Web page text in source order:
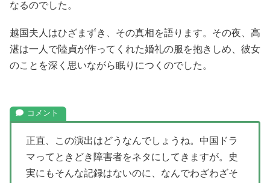
なるのでした。
越国夫人はひざまずき、その真相を語ります。その夜、高
湛は一人で陸貞が作ってくれた婚礼の服を抱きしめ、彼女
のことを深く思いながら眠りにつくのでした。
正直、この演出はどうなんでしょうね。中国ドラ
マってときどき障害者をネタにしてきますが。史
実にもそんな記録はないのに、なんでわざわざそ